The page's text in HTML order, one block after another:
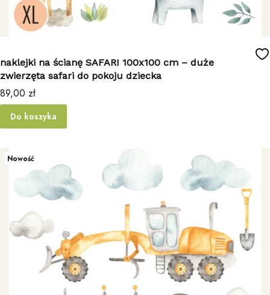
naklejki na ścianę SAFARI 100x100 cm – duże
zwierzęta safari do pokoju dziecka
Cena
89,00 zł
Do koszyka
Nowość